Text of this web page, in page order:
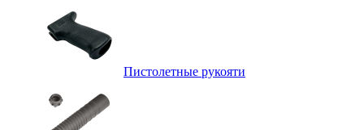
Пистолетные рукояти